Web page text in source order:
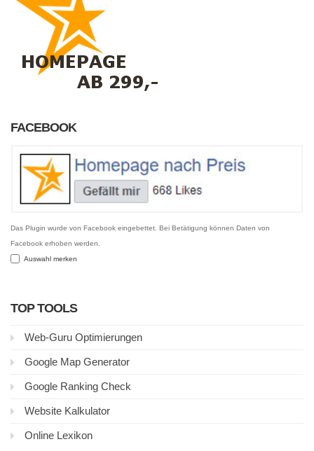
FACEBOOK
Das Plugin wurde von Facebook eingebettet. Bei Betätigung können Daten von
Facebook erhoben werden.
Auswahl merken
TOP TOOLS
Web-Guru Optimierungen
Google Map Generator
Google Ranking Check
Website Kalkulator
Online Lexikon